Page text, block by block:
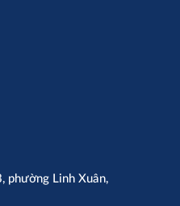
phường Linh Xuân,